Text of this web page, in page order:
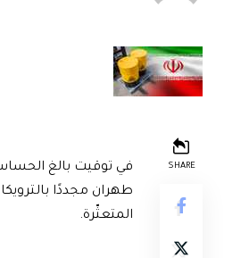
SHARE
طهران مجددًا
المتعثّرة.